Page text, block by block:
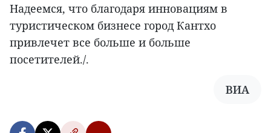
Надеемся, что благодаря инновациям в
туристическом бизнесе город Кантхо
привлечет все больше и больше
посетителей./.
ВИА